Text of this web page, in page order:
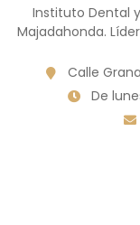
Instituto Dental
Majadahonda.
Calle
De